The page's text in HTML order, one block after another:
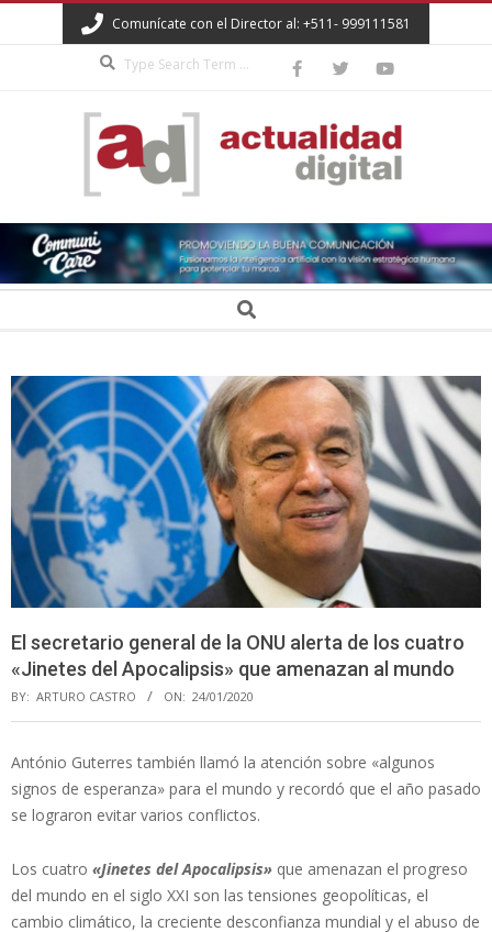
to
Comunícate con el Director al: +511- 999111581
ACTUALIDAD
DIGITAL Search
El secretario general de la ONU alerta de los cuatro
«Jinetes del Apocalipsis» que amenazan al mundo
BY: ARTURO CASTRO ON: 24/01/2020
António Guterres también llamó la atención sobre «algunos
signos de esperanza» para el mundo y recordó que el año pasado
se lograron evitar varios conflictos.
Los cuatro «Jinetes del Apocalipsis» que amenazan el progreso
del mundo en el siglo XXI son las tensiones geopolíticas, el
cambio climático, la creciente desconfianza mundial y el abuso de